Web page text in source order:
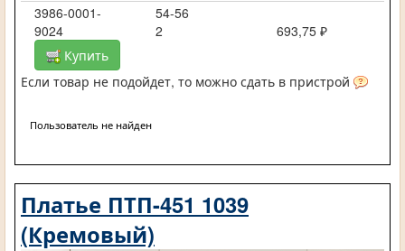
3986-0001-
9024
54-56
2
693,75 ₽
Купить
Если товар не подойдет, то можно сдать в пристрой
Пользователь не найден
Платье ПТП-451 1039
(Кремовый)